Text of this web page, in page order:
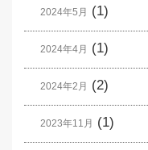
2024年5月 (1)
2024年4月 (1)
2024年2月 (2)
2023年11月 (1)